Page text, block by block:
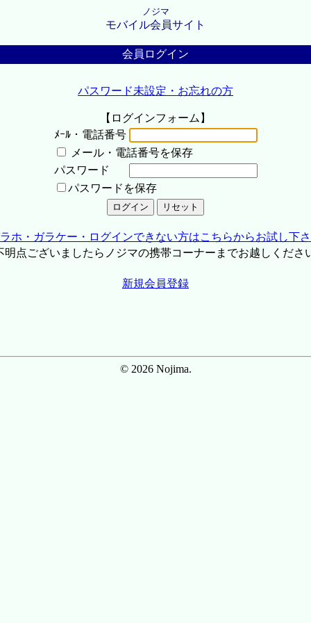
ノジマ
モバイル会員サイト
会員ログイン
パスワード未設定・お忘れの方
【ログインフォーム】
ﾒｰﾙ・電話番号
メール・電話番号を保存
パスワード
パスワードを保存
ホ・ガラケー・ログインできない方はこちらからお試し下
点ございましたらノジマの携帯コーナーまでお越しくださ
新規会員登録
© 2026 Nojima.